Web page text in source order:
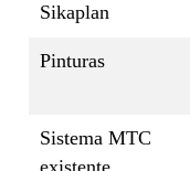
Sikaplan
Pinturas
Sistema MTC